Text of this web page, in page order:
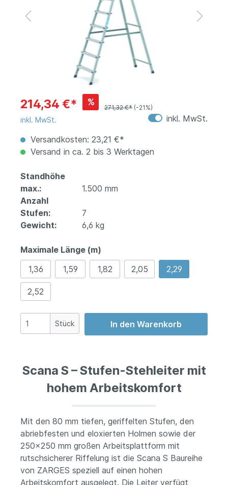
214,34 €* %
271,32 €* (-21%)
inkl. MwSt.
inkl. MwSt.
Versandkosten: 23,21 €*
Versand in ca. 2 bis 3 Werktagen
Standhöhe
max.:
1.500 mm
Anzahl
Stufen:
7
Gewicht:
6,6 kg
Maximale Länge (m)
1,36
1,59 1,82 2,05 2,29
2,52
Stück In den Warenkorb
Scana S – Stufen-Stehleiter mit
hohem Arbeitskomfort
Mit den 80 mm tiefen, geriffelten Stufen, den
abriebfesten und eloxierten Holmen sowie der
250x250 mm großen Arbeitsplattform mit
rutschsicherer Riffelung ist die Scana S Baureihe
von ZARGES speziell auf einen hohen
Arbeitskomfort ausgelegt. Die Leiter verfügt